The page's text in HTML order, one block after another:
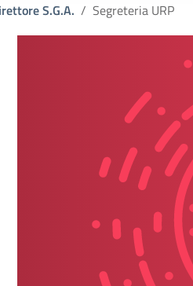
S.G.A. Segreteria URP